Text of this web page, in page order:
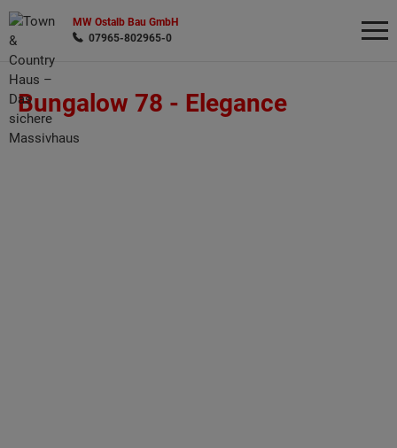
MW Ostalb Bau GmbH
07965-802965-0
Bungalow 78 - Elegance
Wonach möchten Sie suchen?